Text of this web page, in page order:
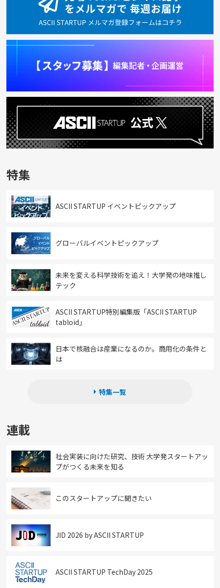
特集
ASCII STARTUP イベントピックアップ
グローバルイベントピックアップ
未来を変える科学技術を追え！大学発の地味推し
テック
ASCII STARTUP特別編集版「ASCII STARTUP
tabloid」
日本で核融合は産業になるのか。商用化の条件と
は
特集一覧
連載
社会実装に向けた研究、技術 大学発スタートアッ
プがつくる未来を知る
このスタートアップに聞きたい
JID 2026 by ASCII STARTUP
ASCII STARTUP TechDay 2025